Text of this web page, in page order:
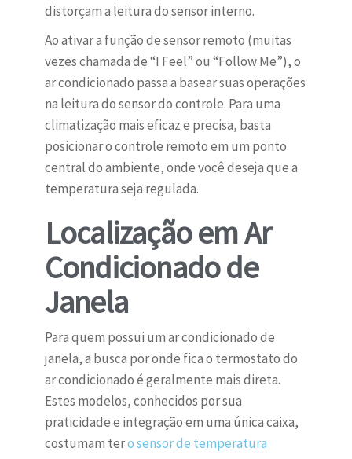
distorçam a leitura do sensor interno.
Ao ativar a função de sensor remoto (muitas
vezes chamada de “I Feel” ou “Follow Me”), o
ar condicionado passa a basear suas operações
na leitura do sensor do controle. Para uma
climatização mais eficaz e precisa, basta
posicionar o controle remoto em um ponto
central do ambiente, onde você deseja que a
temperatura seja regulada.
Localização em Ar
Condicionado de
Janela
Para quem possui um ar condicionado de
janela, a busca por onde fica o termostato do
ar condicionado é geralmente mais direta.
Estes modelos, conhecidos por sua
praticidade e integração em uma única caixa,
costumam tero sensor de temperatura